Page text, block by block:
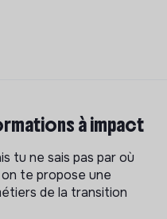
à impact
tu ne sais pas par où
te propose une
de la transition